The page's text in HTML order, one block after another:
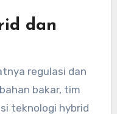
dan
regulasi dan
bakar, tim
teknologi hybrid